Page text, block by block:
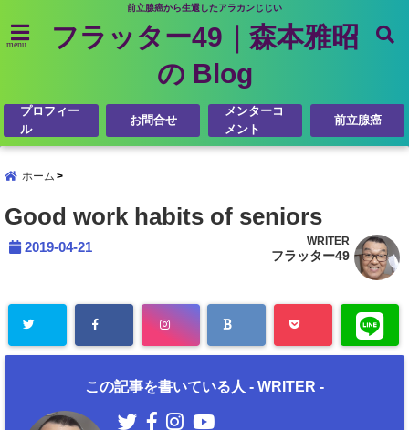
前立腺癌から生還したアラカンじじい
menu
フラッター49｜森本雅昭
の Blog
プロフィー
ル
お問合せ
メンターコ
メント
前立腺癌
ホーム
Good work habits of seniors
2019-04-21 WRITER
フラッター49
この記事を書いている人 - WRITER -